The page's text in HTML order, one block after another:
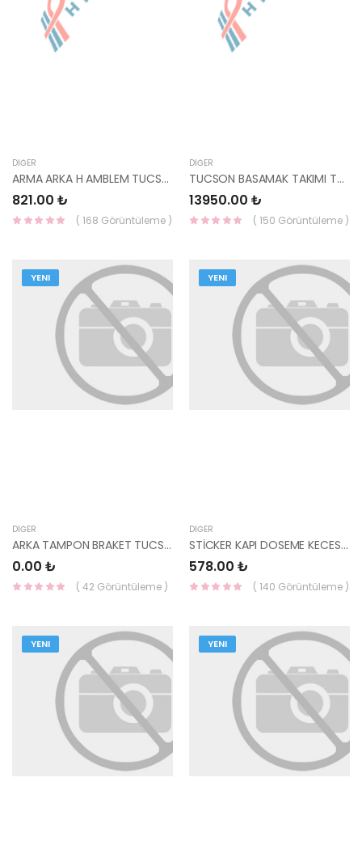
DIĞER
ARMA ARKA H AMBLEM TUCSON 2015- 86300-D3100-YS
821.00 ₺
( 168 Görüntüleme )
DIĞER
TUCSON BASAMAK TAKIMI TUCSON 2015- 230103-YS
13950.00 ₺
( 150 Görüntüleme )
YENI
DIĞER
ARKA TAMPON BRAKET TUCSON 2015- 86677-D7500-HMC
0.00 ₺
( 42 Görüntüleme )
YENI
DIĞER
STİCKER KAPI DOSEME KECESI(ACC06-) 82392-1E010-HMC
578.00 ₺
( 140 Görüntüleme )
YENI YENI